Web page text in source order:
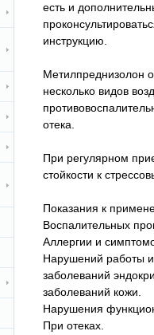
есть и
инструкцию.
Метилпреднизолон
несколько видов
отека.
При регулярном
стойкости к
Показания к
Воспалительных
Аллергии и
Нарушений работы
заболеваний
заболеваний кожи.
Нарушения
При отеках.